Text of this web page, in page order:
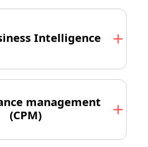
Intelligence
management
(CPM)